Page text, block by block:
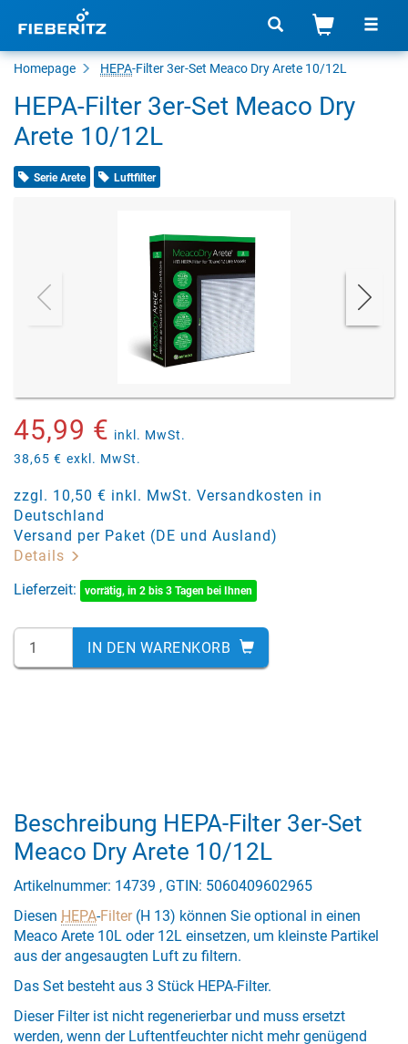
Homepage HEPA-Filter3er-Set Meaco Dry Arete 10/12L
HEPA-Filter 3er-Set Meaco Dry
Arete 10/12L
Serie Arete Luftfilter
45,99 € inkl. MwSt.
38,65 € exkl. MwSt.
zzgl. 10,50 € inkl. MwSt. Versandkosten in
Deutschland
Versand per Paket (DE und Ausland)
Details
Lieferzeit:
vorrätig, in 2 bis 3 Tagen bei Ihnen
IN DEN WARENKORB
Beschreibung HEPA-Filter 3er-Set
Meaco Dry Arete 10/12L
Artikelnummer: 14739 , GTIN: 5060409602965
Diesen HEPA-Filter(H 13) können Sie optional in einen
Meaco Arete 10L oder 12L einsetzen, um kleinste Partikel
aus der angesaugten Luft zu filtern.
Das Set besteht aus 3 Stück HEPA-Filter.
Dieser Filter ist nicht regenerierbar und muss ersetzt
werden, wenn der Luftentfeuchter nicht mehr genügend